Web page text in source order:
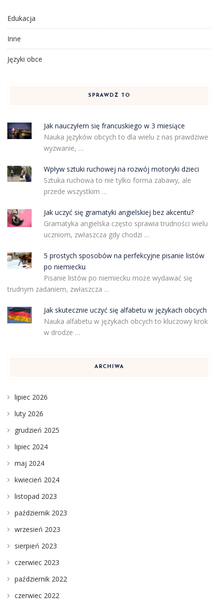
Edukacja
Inne
Języki obce
SPRAWDŹ TO
Jak nauczyłem się francuskiego w 3 miesiące
Nauka języków obcych to dla wielu z nas prawdziwe
wyzwanie, …
Wpływ sztuki ruchowej na rozwój motoryki dzieci
Sztuka ruchowa to nie tylko forma zabawy, ale
przede wszystkim …
Jak uczyć się gramatyki angielskiej bez akcentu?
Gramatyka angielska często sprawia trudności wielu
uczniom, zwłaszcza gdy chodzi …
5 prostych sposobów na perfekcyjne pisanie listów
po niemiecku
Pisanie listów po niemiecku może wydawać się
trudnym zadaniem, zwłaszcza …
Jak skutecznie uczyć się alfabetu w językach obcych
Nauka alfabetu w językach obcych to kluczowy krok
w drodze …
ARCHIWA
lipiec 2026
luty 2026
grudzień 2025
lipiec 2024
maj 2024
kwiecień 2024
listopad 2023
październik 2023
wrzesień 2023
sierpień 2023
czerwiec 2023
październik 2022
czerwiec 2022